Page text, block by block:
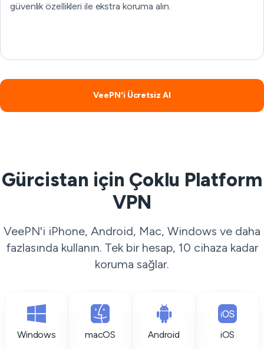
güvenlik özellikleri ile ekstra koruma alın.
VeePN'i Ücretsiz Al
Gürcistan için Çoklu Platform
VPN
VeePN'i iPhone, Android, Mac, Windows ve daha
fazlasında kullanın. Tek bir hesap, 10 cihaza kadar
koruma sağlar.
Windows macOS Android iOS